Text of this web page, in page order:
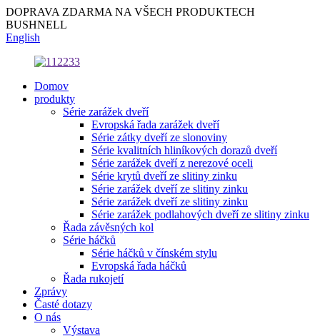
DOPRAVA ZDARMA NA VŠECH PRODUKTECH
BUSHNELL
English
Domov
produkty
Série zarážek dveří
Evropská řada zarážek dveří
Série zátky dveří ze slonoviny
Série kvalitních hliníkových dorazů dveří
Série zarážek dveří z nerezové oceli
Série krytů dveří ze slitiny zinku
Série zarážek dveří ze slitiny zinku
Série zarážek dveří ze slitiny zinku
Série zarážek podlahových dveří ze slitiny zinku
Řada závěsných kol
Série háčků
Série háčků v čínském stylu
Evropská řada háčků
Řada rukojetí
Zprávy
Časté dotazy
O nás
Výstava